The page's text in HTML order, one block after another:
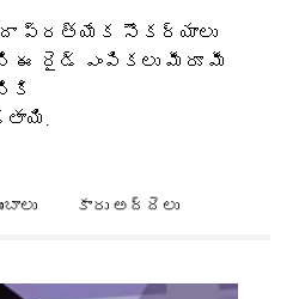
ప్రత్యేక సౌకర్యాలు
రైడ్ ఎంపికలు మీరూ మీ
కారు అద్దెలు